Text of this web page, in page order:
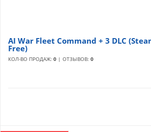
AI War Fleet Command + 3 DLC
Free)
КОЛ-ВО ПРОДАЖ: 0 | ОТЗЫВОВ: 0